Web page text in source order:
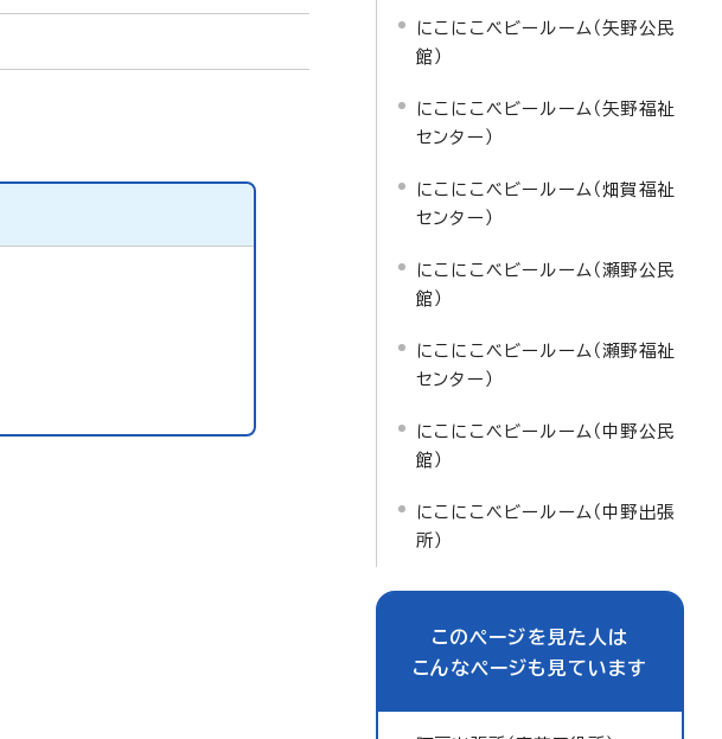
にこにこベビールーム（矢野公民
館）
にこにこベビールーム（矢野福祉
センター）
にこにこベビールーム（畑賀福祉
センター）
にこにこベビールーム（瀬野公民
館）
にこにこベビールーム（瀬野福祉
センター）
にこにこベビールーム（中野公民
館）
にこにこベビールーム（中野出張
所）
このページを見た人は
こんなページも見ています